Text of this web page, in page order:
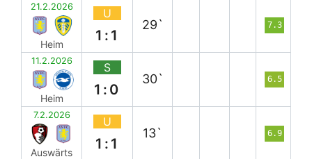
21.2.2026
Heim
U
1:1
29` 7.3
11.2.2026
Heim
S
1:0
30` 6.5
7.2.2026
Auswärts
U
1:1
13` 6.9